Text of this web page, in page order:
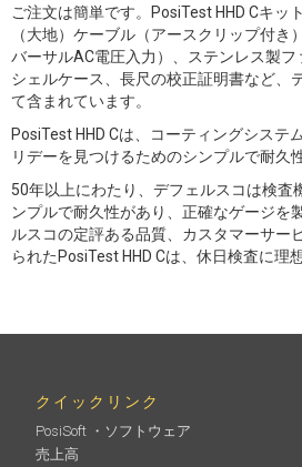
ご注文は簡単です。PosiTest HHD Cキッ
（大地）ケーブル（アースクリップ付き
バーサルAC電圧入力）、ステンレス製
シェルケース、長尺の校正証明書など、
て含まれています。
PosiTest HHD Cは、コーティングシステ
リデーを見つけるためのシンプルで耐久
50年以上にわたり、デフェルスコは検査
ンプルで耐久性があり、正確なゲージを
ルスコの定評ある品質、カスタマーサー
られたPosiTest HHD Cは、休日検査に理
クイックリンク
PosiSoft ・ソフトウェア
売上高